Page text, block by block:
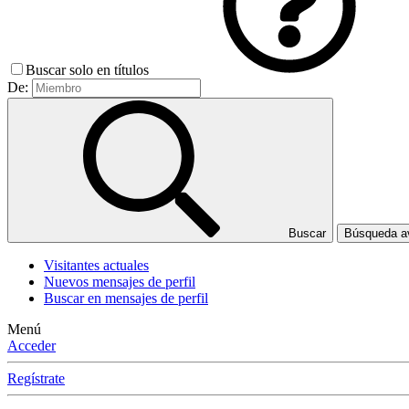
Buscar solo en títulos
De:
Buscar Búsqueda
Visitantes actuales
Nuevos mensajes de perfil
Buscar en mensajes de perfil
Menú
Acceder
Regístrate